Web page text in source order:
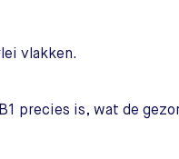
vlakken.
precies is, wat de